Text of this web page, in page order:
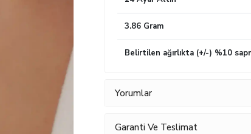
3.86 Gram
Belirtilen ağırlıkta (+/-) %10
Yorumlar
Garanti Ve Teslimat